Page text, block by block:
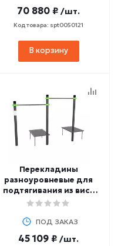
70 880 ₽ /шт.
Код товара: spt0050121
В корзину
Перекладины
разноуровневые для
подтягивания из виса
лежа на низкой
ZAVODSPORTA W233 GTO
ПОД ЗАКАЗ
45 109 ₽ /шт.